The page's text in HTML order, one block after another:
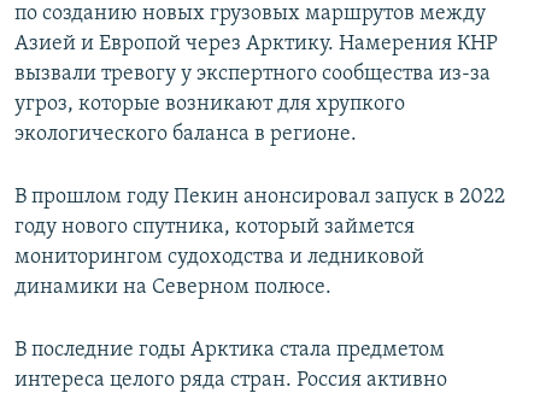
по созданию новых грузовых маршрутов между
Азией и Европой через Арктику. Намерения КНР
вызвали тревогу у экспертного сообщества из-за
угроз, которые возникают для хрупкого
экологического баланса в регионе.
В прошлом году Пекин анонсировал запуск в 2022
году нового спутника, который займется
мониторингом судоходства и ледниковой
динамики на Северном полюсе.
В последние годы Арктика стала предметом
интереса целого ряда стран. Россия активно